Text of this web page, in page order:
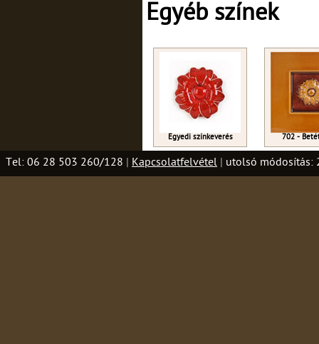
Egyéb színek
Egyedi színkeverés 702 -
Tel: 06 28 503 260/128 Kapcsolatfelvétel utolsó módosítás: